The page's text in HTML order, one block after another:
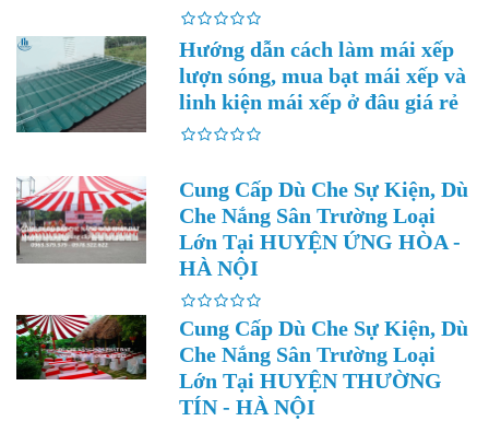
Hướng dẫn cách làm mái xếp
lượn sóng, mua bạt mái xếp và
linh kiện mái xếp ở đâu giá rẻ
Cung Cấp Dù Che Sự Kiện, Dù
Che Nắng Sân Trường Loại
Lớn Tại HUYỆN ỨNG HÒA -
HÀ NỘI
Cung Cấp Dù Che Sự Kiện, Dù
Che Nắng Sân Trường Loại
Lớn Tại HUYỆN THƯỜNG
TÍN - HÀ NỘI